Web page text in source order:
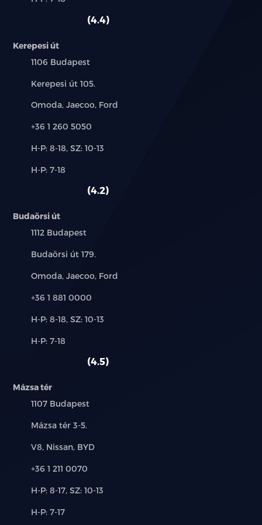
HDC)
Keréknyomás figyelő rendszer (TPMS)
Sávtartást segítő es sávelhagyásra figyelmeztető
rendszerek (LCA,LDW)
Holttérfigyelő rendszer (BSD)
Nyitott ajtóra figyelmeztető jelzés (DOW)
Hátsó ütközésre figyelmeztető rendszer (RCW)
Hátsó keresztforgalomra figyelmeztető rendszer
(RCTA)
Intelligens kanyarsebesség-szabályozás (CSA)
fékezés (RCTB)
Intelligens távolsági fényszóró vezérlés (IHC)
Automatikus vészfékezés funkció
Forgalmi torlódás asszisztens (TJA)
rendszer (SCF, SLIF)
Vészhelyzeti sávtartó asszisztens (ELK)
4.4
Kerepesi út
Település:
1106 Budapest
Cím:
Kerepesi út 105.
Márkák:
Omoda, Jaecoo, Ford
Telefon:
+36 1 260 5050
Új-
használt
H-P: 8-18, SZ: 10-13
Alkatrész,
H-P: 7-18
4.2
Budaörsi út
Település:
1112 Budapest
Cím:
Budaörsi út 179.
Márkák:
Omoda, Jaecoo, Ford
Telefon:
+36 1 881 0000
Új-
használt
H-P: 8-18, SZ: 10-13
Alkatrész,
H-P: 7-18
4.5
Mázsa tér
Település:
1107 Budapest
Cím:
Mázsa tér 3-5.
Márkák:
V8, Nissan, BYD
Telefon:
+36 1 211 0070
Új-
használt
H-P: 8-17, SZ: 10-13
Alkatrész,
H-P: 7-17